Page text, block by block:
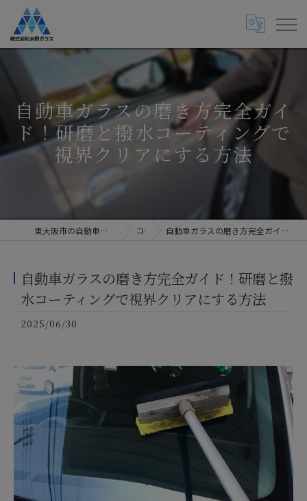
自動車ガラスの磨き方完全ガイ
ド！研磨と撥水コーティングで
視界クリアにする方法
東大阪市の自動車ガラス専門店・株式会社水野ガラス コラム 自動車ガラスの磨き方完全ガイド！研磨と撥水コーティングで視界クリアにする方法
自動車ガラスの磨き方完全ガイド！研磨と撥
水コーティングで視界クリアにする方法
2025/06/30